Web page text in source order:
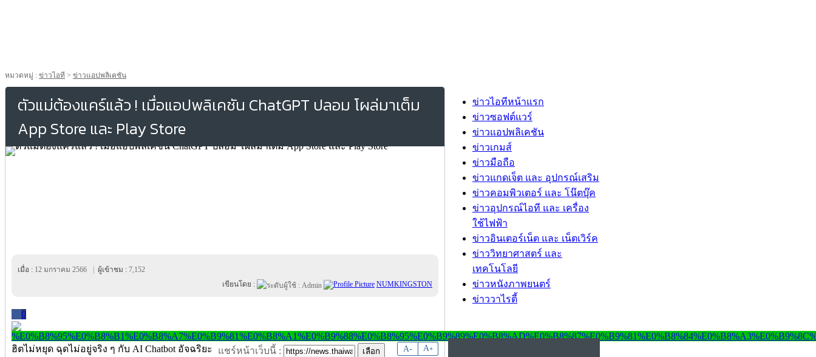
หมวดหมู่ : ข่าวไอที > ข่าวแอปพลิเคชัน
ตัวแม่ต้องแคร์แล้ว ! เมื่อแอปพลิเคชัน ChatGPT ปลอม โผล่มาเต็ม
App Store และ Play Store
เมื่อ : 12 มกราคม 2566 ผู้เข้าชม : 7,152
เขียนโดย :
NUMKINGSTON
0
A- A+
แชร์หน้าเว็บนี้ :
ฮิตไม่หยุด ฉุดไม่อยู่จริง ๆ กับ AI Chatbot อัจฉริยะ
ข่าวไอทีหน้าแรก
ข่าวซอฟต์แวร์
ข่าวแอปพลิเคชัน
ข่าวเกมส์
ข่าวมือถือ
ข่าวแกดเจ็ต และ อุปกรณ์เสริม
ข่าวคอมพิวเตอร์ และ โน๊ตบุ๊ค
ข่าวอุปกรณ์ไอที และ เครื่อง
ใช้ไฟฟ้า
ข่าวอินเตอร์เน็ต และ เน็ตเวิร์ค
ข่าววิทยาศาสตร์ และ
เทคโนโลยี
ข่าวหนังภาพยนตร์
ข่าววาไรตี้